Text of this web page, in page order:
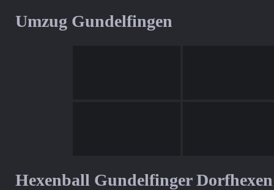
Umzug Gundelfingen
Hexenball Gundelfinger Dorfhexen